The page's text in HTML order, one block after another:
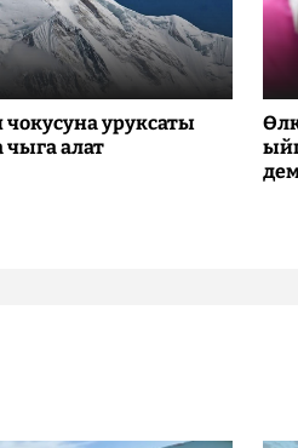
уруксаты
чыга алат